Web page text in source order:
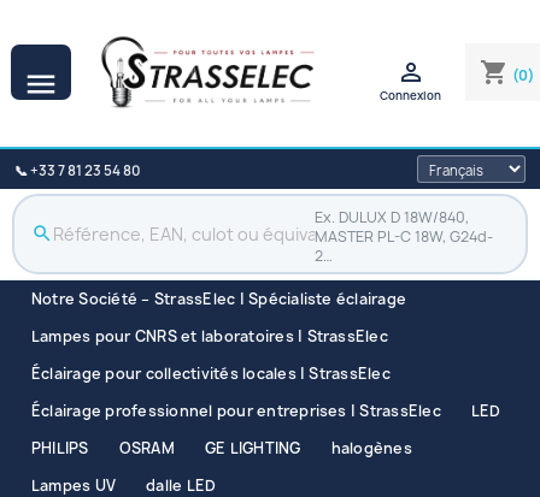
 shopping_cart (0)

Connexion
📞 +33 7 81 23 54 80
search
Ex. DULUX D 18W/840,
MASTER PL-C 18W, G24d-
2…
Notre Société – StrassElec | Spécialiste éclairage
Lampes pour CNRS et laboratoires | StrassElec
Éclairage pour collectivités locales | StrassElec
Éclairage professionnel pour entreprises | StrassElec
LED
PHILIPS
OSRAM GE LIGHTING
halogènes
Lampes UV
dalle LED